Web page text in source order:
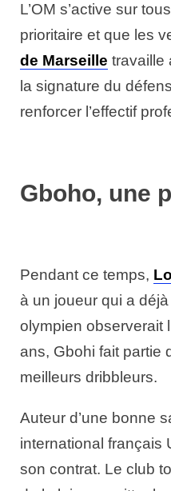
L’OM s’active sur
prioritaire et que les
de Marseille travaille
la signature du
renforcer l’effectif
Gboho, une
Pendant ce temps,
à un joueur qui a
olympien observerait
ans, Gbohi fait partie
meilleurs dribbleurs.
Auteur d’une bonne
international français
son contrat. Le club